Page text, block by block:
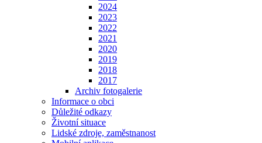
2024
2023
2022
2021
2020
2019
2018
2017
Archiv fotogalerie
Informace o obci
Důležité odkazy
Životní situace
Lidské zdroje, zaměstnanost